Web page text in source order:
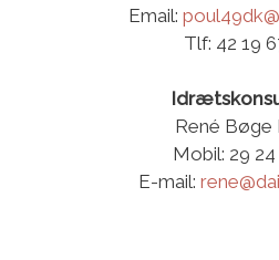
Email:
Tlf: 42 19
René Bøge
Mobil: 29 24
E-mail: